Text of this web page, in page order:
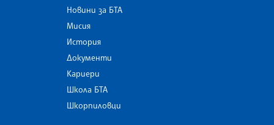
Новини за БТА
Мисия
История
Документи
Кариери
Школа БТА
Шкорпиловци